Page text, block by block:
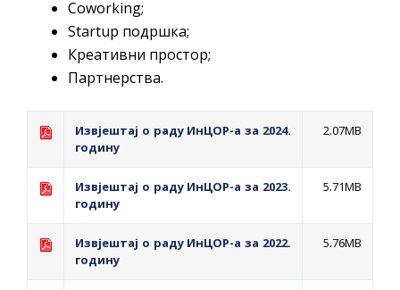
Coworking;
Startup подршка;
Креативни простор;
Партнерства.
Извјештај о раду ИнЦОР-а за 2024.
годину
2.07MB
Извјештај о раду ИнЦОР-а за 2023.
годину
5.71MB
Извјештај о раду ИнЦОР-а за 2022.
годину
5.76MB